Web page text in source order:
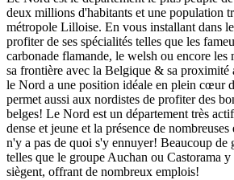
deux millions d'habitants et une population
métropole Lilloise. En vous installant dans
profiter de ses spécialités telles que les
carbonade flamande, le welsh ou encore les
sa frontière avec la Belgique & sa proximité
le Nord a une position idéale en plein cœur
permet aussi aux nordistes de profiter des
belges! Le Nord est un département très
dense et jeune et la présence de
n'y a pas de quoi s'y ennuyer! Beaucoup de
telles que le groupe Auchan ou Castorama
siègent, offrant de nombreux emplois!